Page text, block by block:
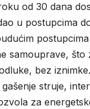
od 30 dana
u postupcima
samouprave,
bez iznimke.
struje,
za